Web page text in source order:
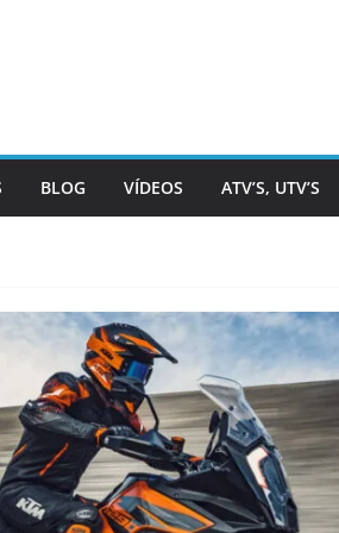
BLOG VÍDEOS ATV’S, UTV’S